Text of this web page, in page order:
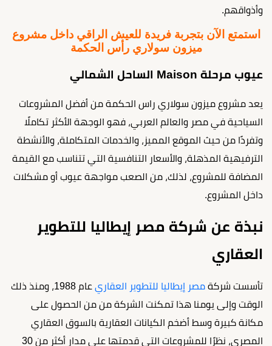
وأذواقهم.
استمتع الآن بتجربة فريدة للعيش الراقي داخل مشروع
ميزون سولاري رأس الحكمة
عيوب مرحلة Maison الساحل الشمالي
يعد مشروع ميزون سولاري راس الحكمة من أفضل المشروعات
السياحية في مصر والعالم العربي، فهو الوجهة الأكثر تكاملًا
وتفردًا من حيث الموقع المميز، والخدمات المتكاملة، والأنشطة
الترفيهية المذهلة، والأسعار التنافسية التي تتناسب مع القيمة
المضافة للمشروع، لذلك، من الصعب مواجهة عيوب أو مشكلات
داخل المشروع.
نبذة عن شركة مصر إيطاليا للتطوير
العقاري
تأسست شركة مصر إيطاليا للتطوير العقاري
عام 1988، ومنذ ذلك
الوقت وإلى يومنا هذا تمكنت الشركة من من الحصول على
مكانة كبيرة وسط أضخم الكيانات العقارية بالسوق العقاري
المصري، نظرًا للمشروعات التي قدمتها على مدار أكثر من 30